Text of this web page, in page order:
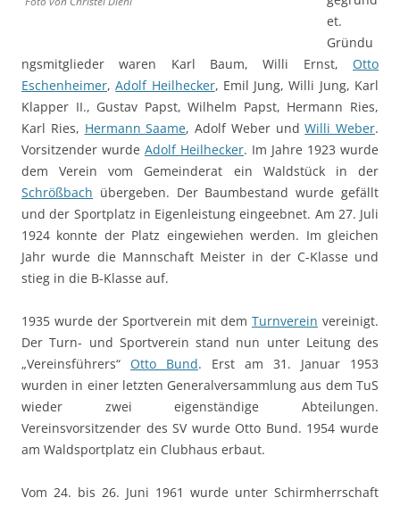
et.
Gründu
ngsmitglieder waren Karl Baum, Willi Ernst, Otto
Eschenheimer,Adolf Heilhecker, Emil Jung, Willi Jung, Karl
Klapper II., Gustav Papst, Wilhelm Papst, Hermann Ries,
Karl Ries, Hermann Saame, Adolf Weber undWilli Weber.
Vorsitzender wurde Adolf Heilhecker. Im Jahre 1923 wurde
dem Verein vom Gemeinderat ein Waldstück in der
Schrößbach übergeben. Der Baumbestand wurde gefällt
und der Sportplatz in Eigenleistung eingeebnet. Am 27. Juli
1924 konnte der Platz eingewiehen werden. Im gleichen
Jahr wurde die Mannschaft Meister in der C-Klasse und
stieg in die B-Klasse auf.
1935 wurde der Sportverein mit dem Turnverein vereinigt.
Der Turn- und Sportverein stand nun unter Leitung des
„Vereinsführers“ Otto Bund. Erst am 31. Januar 1953
wurden in einer letzten Generalversammlung aus dem TuS
wieder zwei eigenständige Abteilungen.
Vereinsvorsitzender des SV wurde Otto Bund. 1954 wurde
am Waldsportplatz ein Clubhaus erbaut.
Vom 24. bis 26. Juni 1961 wurde unter Schirmherrschaft